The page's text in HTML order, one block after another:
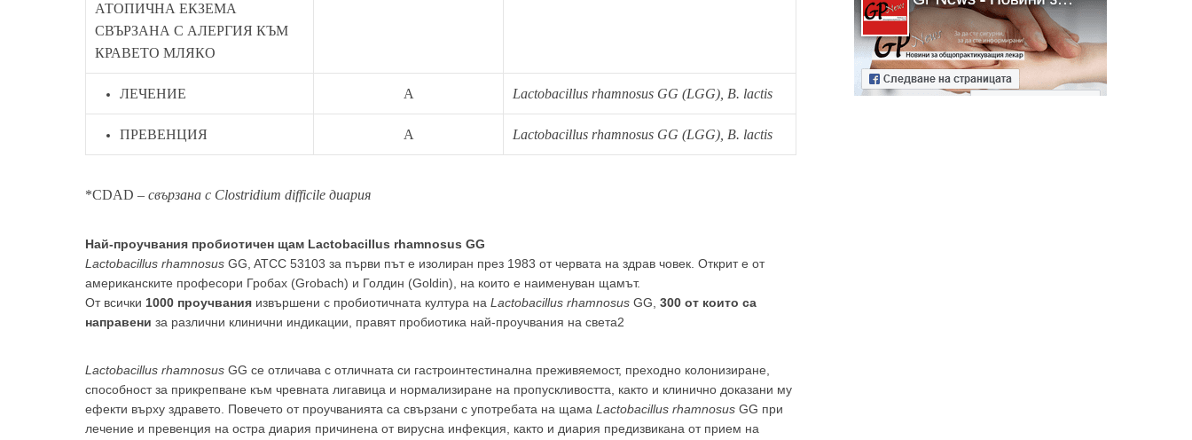
АТОПИЧНА ЕКЗЕМА
СВЪРЗАНА С АЛЕРГИЯ КЪМ
КРАВЕТО МЛЯКО
ЛЕЧЕНИЕ A Lactobacillus rhamnosus GG (LGG), B. lactis
ПРЕВЕНЦИЯ A Lactobacillus rhamnosus GG (LGG), B. lactis
*CDAD – свързана с Clostridium difficile диария
Най-проучвания пробиотичен щам Lactobacillus rhamnosus GG
Lactobacillus rhamnosus GG, ATCC 53103 за първи път е изолиран през 1983 от червата на здрав човек. Открит е от
американските професори Гробах (Grobach) и Голдин (Goldin), на които е наименуван щамът.
От всички 1000 проучвания извършени с пробиотичната култура на Lactobacillus rhamnosus GG, 300 от които са
направени за различни клинични индикации, правят пробиотика най-проучвания на света2
Lactobacillus rhamnosus GG се отличава с отличната си гастроинтестинална преживяемост, преходно колонизиране,
способност за прикрепване към чревната лигавица и нормализиране на пропускливостта, както и клинично доказани му
ефекти върху здравето. Повечето от проучванията са свързани с употребата на щама Lactobacillus rhamnosus GG при
лечение и превенция на остра диария причинена от вирусна инфекция, както и диария предизвикана от прием на